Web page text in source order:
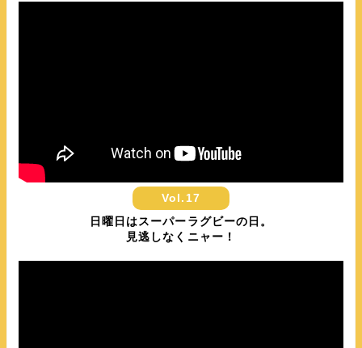
Vol.17
日曜日はスーパーラグビーの日。
見逃しなくニャー！